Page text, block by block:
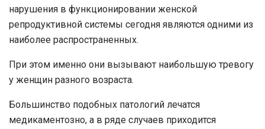
нарушения в функционировании женской
репродуктивной системы сегодня являются одними из
наиболее распространенных.
При этом именно они вызывают наибольшую тревогу
у женщин разного возраста.
Большинство подобных патологий лечатся
медикаментозно, а в ряде случаев приходится